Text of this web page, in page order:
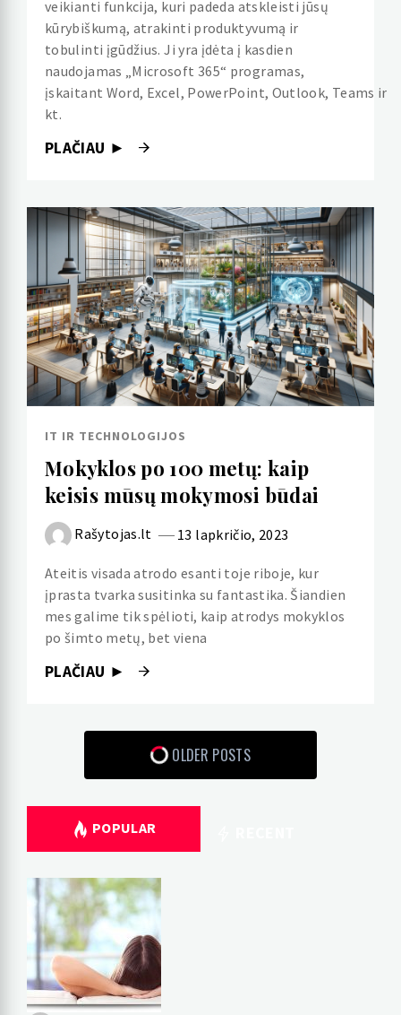
veikianti funkcija, kuri padeda atskleisti jūsų
kūrybiškumą, atrakinti produktyvumą ir
tobulinti įgūdžius. Ji yra įdėta į kasdien
naudojamas „Microsoft 365“ programas,
įskaitant Word, Excel, PowerPoint, Outlook, Teams ir
kt.
PLAČIAU ►
IT IR TECHNOLOGIJOS
Mokyklos po 100 metų: kaip
keisis mūsų mokymosi būdai
Rašytojas.lt 13 lapkričio, 2023
Ateitis visada atrodo esanti toje riboje, kur
įprasta tvarka susitinka su fantastika. Šiandien
mes galime tik spėlioti, kaip atrodys mokyklos
po šimto metų, bet viena
PLAČIAU ►
OLDER POSTS
POPULAR